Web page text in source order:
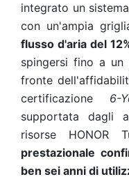
integrato un
con un'ampia
flusso d'aria del
spingersi fino a
fronte
certificazione 6-
supportata dagli
risorse HONOR
prestazionale
ben sei anni di